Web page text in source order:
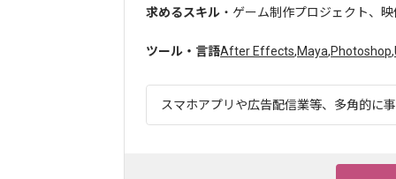
求めるスキル ・ゲーム制作プロジェクト、
ツール・言語After Effects,Maya,Photoshop,
スマホアプリや広告配信業等、多角的に